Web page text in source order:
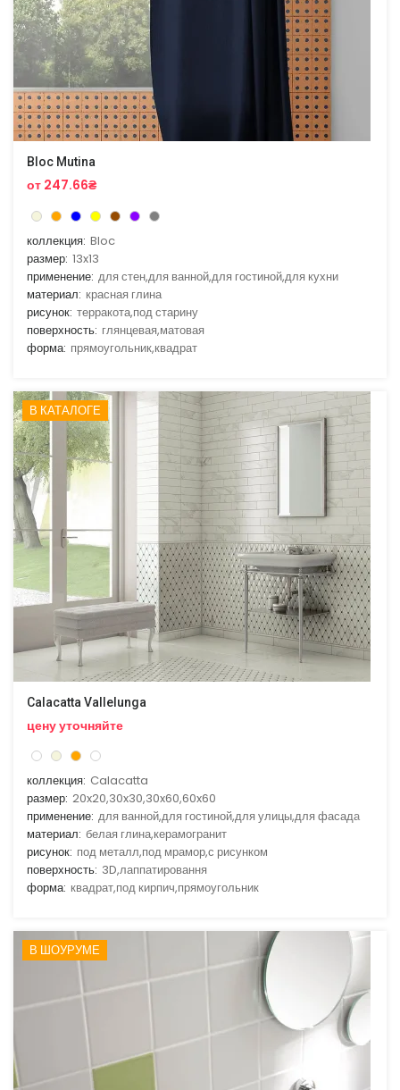
Bloc Mutina
от 247.66₴
коллекция: Bloc
размер: 13x13
применение: для стен,для ванной,для гостиной,для кухни
материал: красная глина
рисунок: терракота,под старину
поверхность: глянцевая,матовая
форма: прямоугольник,квадрат
В КАТАЛОГЕ
Calacatta Vallelunga
цену уточняйте
коллекция: Calacatta
размер: 20x20,30x30,30x60,60x60
применение: для ванной,для гостиной,для улицы,для фасада
материал: белая глина,керамогранит
рисунок: под металл,под мрамор,с рисунком
поверхность: 3D,лаппатировання
форма: квадрат,под кирпич,прямоугольник
В ШОУРУМЕ